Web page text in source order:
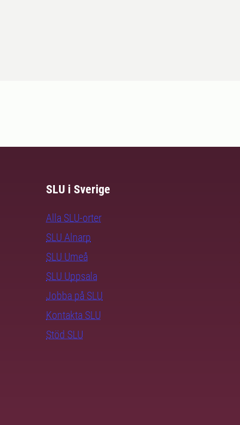
SLU i Sverige
Alla SLU-orter
SLU Alnarp
SLU Umeå
SLU Uppsala
Jobba på SLU
Kontakta SLU
Stöd SLU